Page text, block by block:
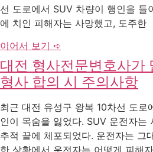
선 도로에서 SUV 차량이 행인을 들
에 치인 피해자는 사망했고, 도주한
이어서 보기 ➪
대전 형사전문변호사가
형사 합의 시 주의사항
최근 대전 유성구 왕복 10차선 도로
인이 목숨을 잃었다. SUV 운전자는
추적 끝에 체포되었다. 운전자는 그